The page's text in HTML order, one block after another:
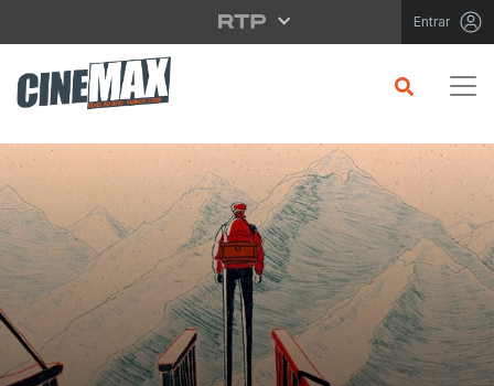
Saltar para o conteúdo principal Entrar